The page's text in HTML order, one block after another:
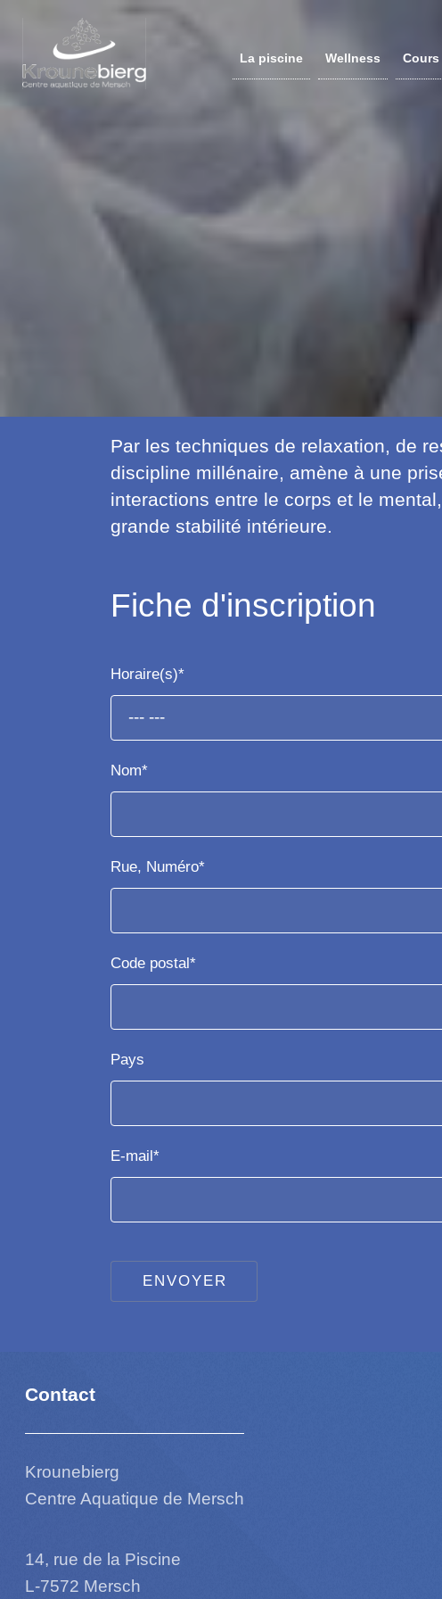
La piscine Wellness Cours
Par les techniques de relaxation, de
discipline millénaire, amène à une
interactions entre le corps et le
grande stabilité intérieure.
Fiche d'inscription
Horaire(s)*
Nom*
Rue, Numéro*
Code postal*
Pays
E-mail*
Contact
Krounebierg
Centre Aquatique de Mersch
14, rue de la Piscine
L-7572 Mersch